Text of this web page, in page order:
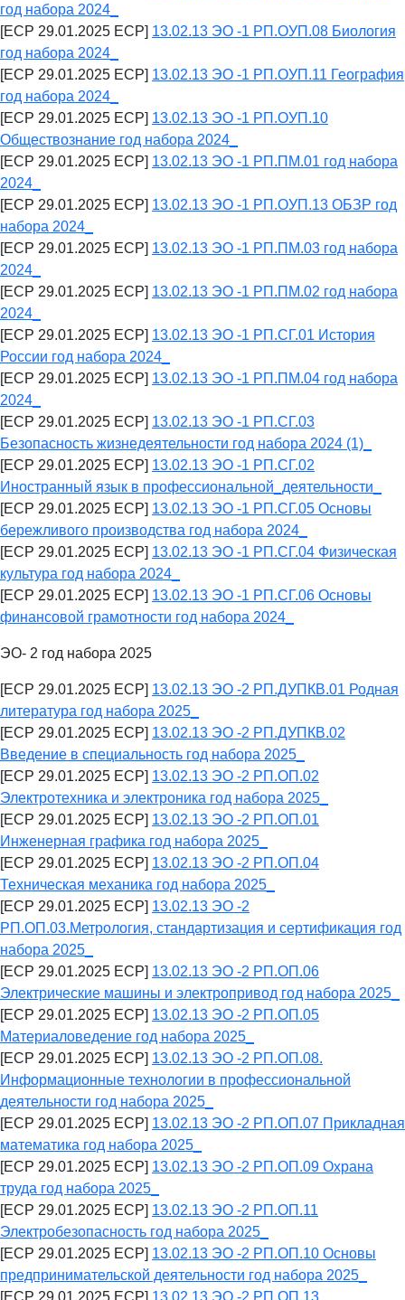
год набора 2024_
[ECP 29.01.2025 ECP] 13.02.13 ЭО -1 РП.ОУП.08 Биология
год набора 2024_
[ECP 29.01.2025 ECP] 13.02.13 ЭО -1 РП.ОУП.11 География
год набора 2024_
[ECP 29.01.2025 ECP] 13.02.13 ЭО -1 РП.ОУП.10
Обществознание год набора 2024_
[ECP 29.01.2025 ECP] 13.02.13 ЭО -1 РП.ПМ.01 год набора
2024_
[ECP 29.01.2025 ECP] 13.02.13 ЭО -1 РП.ОУП.13 ОБЗР год
набора 2024_
[ECP 29.01.2025 ECP] 13.02.13 ЭО -1 РП.ПМ.03 год набора
2024_
[ECP 29.01.2025 ECP] 13.02.13 ЭО -1 РП.ПМ.02 год набора
2024_
[ECP 29.01.2025 ECP] 13.02.13 ЭО -1 РП.СГ.01 История
России год набора 2024_
[ECP 29.01.2025 ECP] 13.02.13 ЭО -1 РП.ПМ.04 год набора
2024_
[ECP 29.01.2025 ECP] 13.02.13 ЭО -1 РП.СГ.03
Безопасность жизнедеятельности год набора 2024 (1)_
[ECP 29.01.2025 ECP] 13.02.13 ЭО -1 РП.СГ.02
Иностранный язык в профессиональной_деятельности_
[ECP 29.01.2025 ECP] 13.02.13 ЭО -1 РП.СГ.05 Основы
бережливого производства год набора 2024_
[ECP 29.01.2025 ECP] 13.02.13 ЭО -1 РП.СГ.04 Физическая
культура год набора 2024_
[ECP 29.01.2025 ECP] 13.02.13 ЭО -1 РП.СГ.06 Основы
финансовой грамотности год набора 2024_
ЭО- 2 год набора 2025
[ECP 29.01.2025 ECP] 13.02.13 ЭО -2 РП.ДУПКВ.01 Родная
литература год набора 2025_
[ECP 29.01.2025 ECP] 13.02.13 ЭО -2 РП.ДУПКВ.02
Введение в специальность год набора 2025_
[ECP 29.01.2025 ECP] 13.02.13 ЭО -2 РП.ОП.02
Электротехника и электроника год набора 2025_
[ECP 29.01.2025 ECP] 13.02.13 ЭО -2 РП.ОП.01
Инженерная графика год набора 2025_
[ECP 29.01.2025 ECP] 13.02.13 ЭО -2 РП.ОП.04
Техническая механика год набора 2025_
[ECP 29.01.2025 ECP] 13.02.13 ЭО -2
РП.ОП.03.Метрология, стандартизация и сертификация год
набора 2025_
[ECP 29.01.2025 ECP] 13.02.13 ЭО -2 РП.ОП.06
Электрические машины и электропривод год набора 2025_
[ECP 29.01.2025 ECP] 13.02.13 ЭО -2 РП.ОП.05
Материаловедение год набора 2025_
[ECP 29.01.2025 ECP] 13.02.13 ЭО -2 РП.ОП.08.
Информационные технологии в профессиональной
деятельности год набора 2025_
[ECP 29.01.2025 ECP] 13.02.13 ЭО -2 РП.ОП.07 Прикладная
математика год набора 2025_
[ECP 29.01.2025 ECP] 13.02.13 ЭО -2 РП.ОП.09 Охрана
труда год набора 2025_
[ECP 29.01.2025 ECP] 13.02.13 ЭО -2 РП.ОП.11
Электробезопасность год набора 2025_
[ECP 29.01.2025 ECP] 13.02.13 ЭО -2 РП.ОП.10 Основы
предпринимательской деятельности год набора 2025_
[ECP 29.01.2025 ECP] 13.02.13 ЭО -2 РП.ОП.13